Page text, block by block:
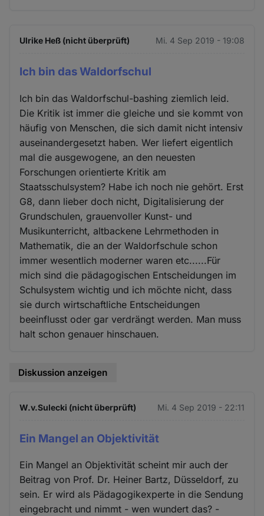
Ulrike Heß (nicht überprüft) Mi. 4 Sep 2019 - 19:08
Ich bin das Waldorfschul
Ich bin das Waldorfschul-bashing ziemlich leid.
Die Kritik ist immer die gleiche und sie kommt von
häufig von Menschen, die sich damit nicht intensiv
auseinandergesetzt haben. Wer liefert eigentlich
mal die ausgewogene, an den neuesten
Forschungen orientierte Kritik am
Staatsschulsystem? Habe ich noch nie gehört. Erst
G8, dann lieber doch nicht, Digitalisierung der
Grundschulen, grauenvoller Kunst- und
Musikunterricht, altbackene Lehrmethoden in
Mathematik, die an der Waldorfschule schon
immer wesentlich moderner waren etc......Für
mich sind die pädagogischen Entscheidungen im
Schulsystem wichtig und ich möchte nicht, dass
sie durch wirtschaftliche Entscheidungen
beeinflusst oder gar verdrängt werden. Man muss
halt schon genauer hinschauen.
Diskussion anzeigen
W.v.Sulecki (nicht überprüft) Mi. 4 Sep 2019 - 22:11
Ein Mangel an Objektivität
Ein Mangel an Objektivität scheint mir auch der
Beitrag von Prof. Dr. Heiner Bartz, Düsseldorf, zu
sein. Er wird als Pädagogikexperte in die Sendung
eingebracht und nimmt - wen wundert das? -